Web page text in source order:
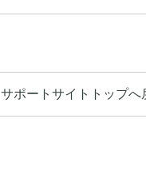
サポートサイトトップへ